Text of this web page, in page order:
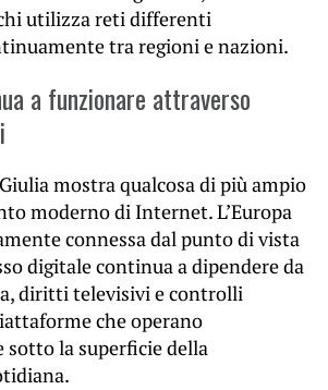
utilizza reti differenti
tra regioni e nazioni.
a funzionare attraverso
mostra qualcosa di più ampio
moderno di Internet. L’Europa
connessa dal punto di vista
digitale continua a dipendere da
diritti televisivi e controlli
che operano
sotto la superficie della